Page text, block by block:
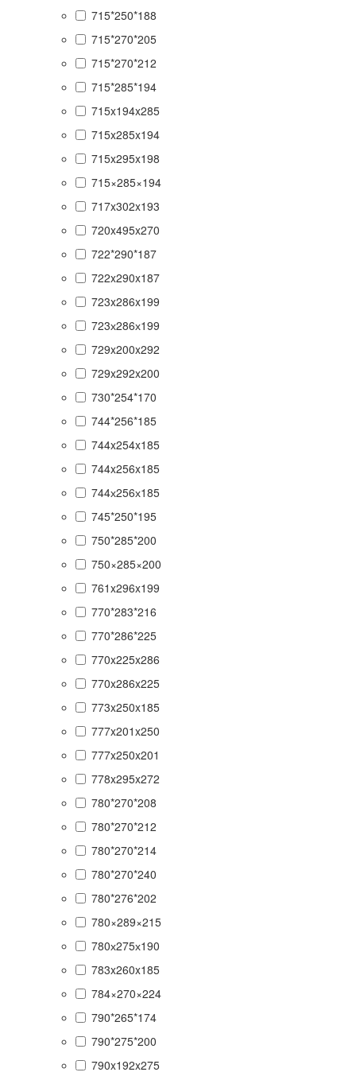
715*250*188
715*270*205
715*270*212
715*285*194
715x194x285
715x285x194
715x295x198
715×285×194
717x302x193
720x495x270
722*290*187
722x290x187
723x286x199
723х286х199
729x200x292
729x292x200
730*254*170
744*256*185
744x254x185
744x256x185
744х256х185
745*250*195
750*285*200
750×285×200
761x296x199
770*283*216
770*286*225
770x225x286
770x286x225
773x250x185
777x201x250
777x250x201
778x295x272
780*270*208
780*270*212
780*270*214
780*270*240
780*276*202
780×289×215
780х275х190
783x260x185
784×270×224
790*265*174
790*275*200
790x192x275